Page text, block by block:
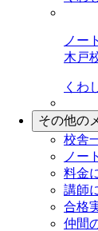
ノー
木戸
くわ
その他の
校舎
ノー
料金
講師
合格
仲間